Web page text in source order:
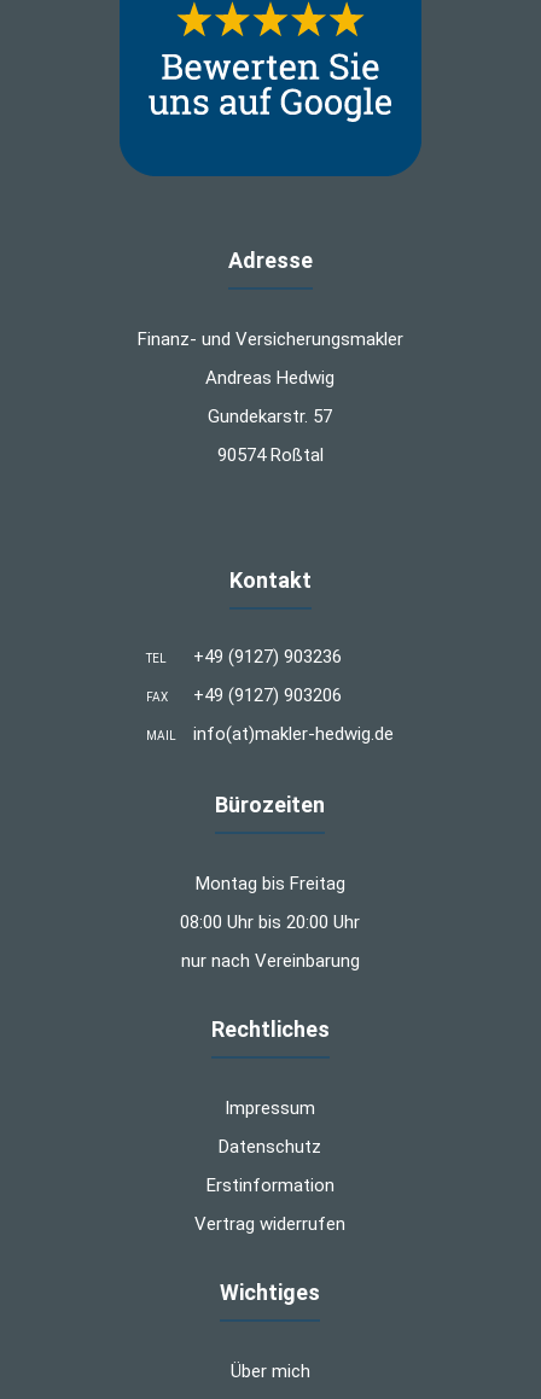
Adresse
Finanz- und Versicherungsmakler
Andreas Hedwig
Gundekarstr. 57
90574 Roßtal
Kontakt
TEL +49 (9127) 903236
FAX +49 (9127) 903206
MAIL info(at)makler-hedwig.de
Bürozeiten
Montag bis Freitag
08:00 Uhr bis 20:00 Uhr
nur nach Vereinbarung
Rechtliches
Impressum
Datenschutz
Erstinformation
Vertrag widerrufen
Wichtiges
Über mich